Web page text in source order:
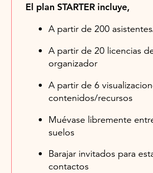
El plan STARTER incluye,
A partir de 200
A partir de 20 licencias
organizador
A partir de 6
contenidos/recursos
Muévase libremente
suelos
Barajar invitados para
contactos